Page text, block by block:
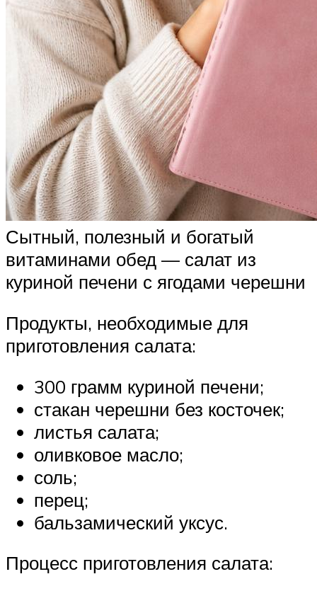
Сытный, полезный и богатый
витаминами обед — салат из
куриной печени с ягодами черешни
Продукты, необходимые для
приготовления салата:
300 грамм куриной печени;
стакан черешни без косточек;
листья салата;
оливковое масло;
соль;
перец;
бальзамический уксус.
Процесс приготовления салата: